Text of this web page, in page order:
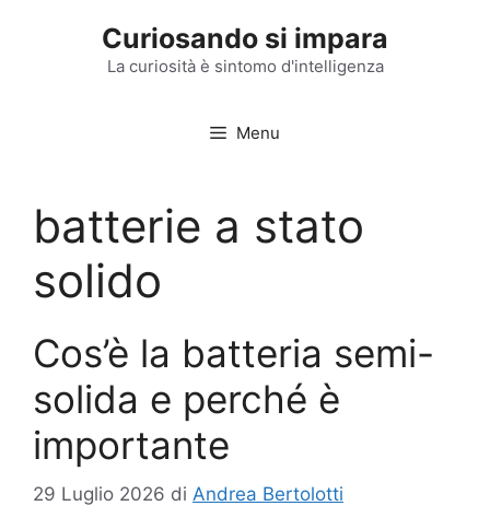
Curiosando si impara
La curiosità è sintomo d'intelligenza
Menu
batterie a stato
solido
Cos’è la batteria semi-
solida e perché è
importante
29 Luglio 2026 di Andrea Bertolotti